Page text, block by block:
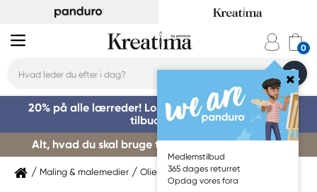
Medlemstilbud
365 dages returret
Opdag vores fora
20% på alle lærreder! Log på for at benytte dig af
tilbuddet »
Alt, hvad du skal bruge til kursusstart – køb her »
Maling & malemedier Oliemaling Rembrandt